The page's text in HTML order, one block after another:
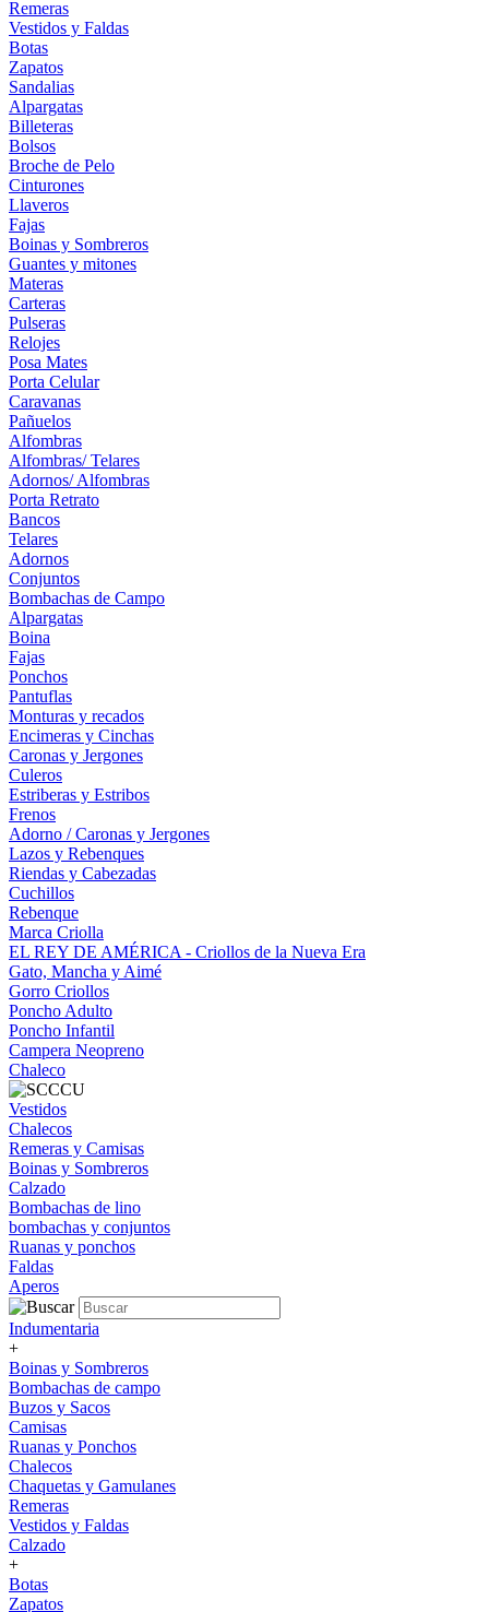
Remeras
Vestidos y Faldas
Botas
Zapatos
Sandalias
Alpargatas
Billeteras
Bolsos
Broche de Pelo
Cinturones
Llaveros
Fajas
Boinas y Sombreros
Guantes y mitones
Materas
Carteras
Pulseras
Relojes
Posa Mates
Porta Celular
Caravanas
Pañuelos
Alfombras
Alfombras/ Telares
Adornos/ Alfombras
Porta Retrato
Bancos
Telares
Adornos
Conjuntos
Bombachas de Campo
Alpargatas
Boina
Fajas
Ponchos
Pantuflas
Monturas y recados
Encimeras y Cinchas
Caronas y Jergones
Culeros
Estriberas y Estribos
Frenos
Adorno / Caronas y Jergones
Lazos y Rebenques
Riendas y Cabezadas
Cuchillos
Rebenque
Marca Criolla
EL REY DE AMÉRICA - Criollos de la Nueva Era
Gato, Mancha y Aimé
Gorro Criollos
Poncho Adulto
Poncho Infantil
Campera Neopreno
Chaleco
Vestidos
Chalecos
Remeras y Camisas
Boinas y Sombreros
Calzado
Bombachas de lino
bombachas y conjuntos
Ruanas y ponchos
Faldas
Aperos
Indumentaria
+
Boinas y Sombreros
Bombachas de campo
Buzos y Sacos
Camisas
Ruanas y Ponchos
Chalecos
Chaquetas y Gamulanes
Remeras
Vestidos y Faldas
Calzado
+
Botas
Zapatos